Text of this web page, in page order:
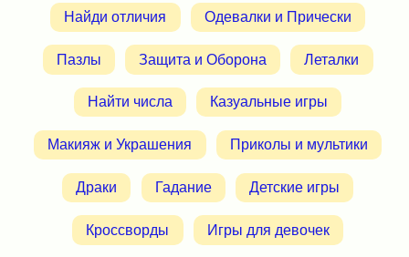
Найди отличия Одевалки и Прически
Пазлы Защита и Оборона Леталки
Найти числа Казуальные игры
Макияж и Украшения Приколы и мультики
Драки Гадание Детские игры
Кроссворды Игры для девочек